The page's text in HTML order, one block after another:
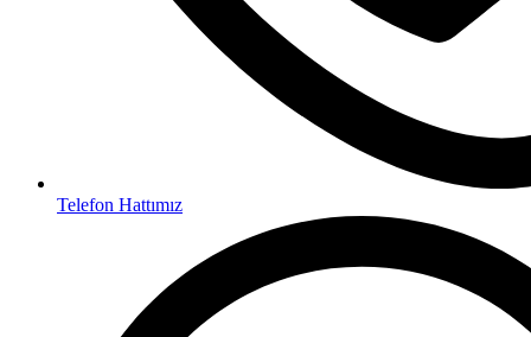
Telefon Hattımız